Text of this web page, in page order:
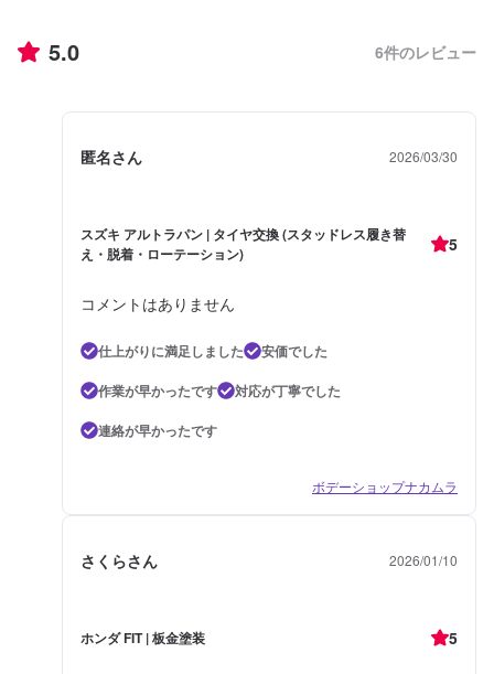
5.0 6件のレビュー
匿名さん 2026/03/30
スズキ アルトラパン | タイヤ交換 (スタッドレス履き替
え・脱着・ローテーション)
5
コメントはありません
仕上がりに満足しました
安価でした
作業が早かったです
対応が丁寧でした
連絡が早かったです
ボデーショップナカムラ
さくらさん 2026/01/10
ホンダ FIT | 板金塗装 5